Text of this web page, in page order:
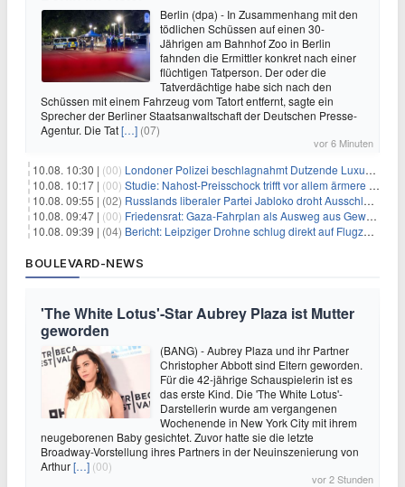
Berlin (dpa) - In Zusammenhang mit den
tödlichen Schüssen auf einen 30-
Jährigen am Bahnhof Zoo in Berlin
fahnden die Ermittler konkret nach einer
flüchtigen Tatperson. Der oder die
Tatverdächtige habe sich nach den
Schüssen mit einem Fahrzeug vom Tatort entfernt, sagte ein
Sprecher der Berliner Staatsanwaltschaft der Deutschen Presse-
Agentur. Die Tat[…] (07)
vor 6 Minuten
10.08. 10:30 | (00) Londoner Polizei beschlagnahmt Dutzende Luxusautos
10.08. 10:17 | (00) Studie: Nahost-Preisschock trifft vor allem ärmere Haushalte
10.08. 09:55 | (02) Russlands liberaler Partei Jabloko droht Ausschluss von Wahl
10.08. 09:47 | (00) Friedensrat: Gaza-Fahrplan als Ausweg aus Gewaltspirale
10.08. 09:39 | (04) Bericht: Leipziger Drohne schlug direkt auf Flugzeug ein
BOULEVARD-NEWS
'The White Lotus'-Star Aubrey Plaza ist Mutter
geworden
(BANG) - Aubrey Plaza und ihr Partner
Christopher Abbott sind Eltern geworden.
Für die 42-jährige Schauspielerin ist es
das erste Kind. Die 'The White Lotus'-
Darstellerin wurde am vergangenen
Wochenende in New York City mit ihrem
neugeborenen Baby gesichtet. Zuvor hatte sie die letzte
Broadway-Vorstellung ihres Partners in der Neuinszenierung von
Arthur[…] (00)
vor 2 Stunden